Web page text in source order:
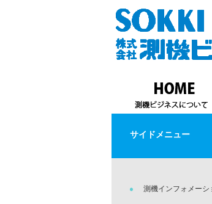
サイドメニュー
測機インフォメーシ